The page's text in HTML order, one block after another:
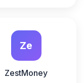
Ze
ZestMoney